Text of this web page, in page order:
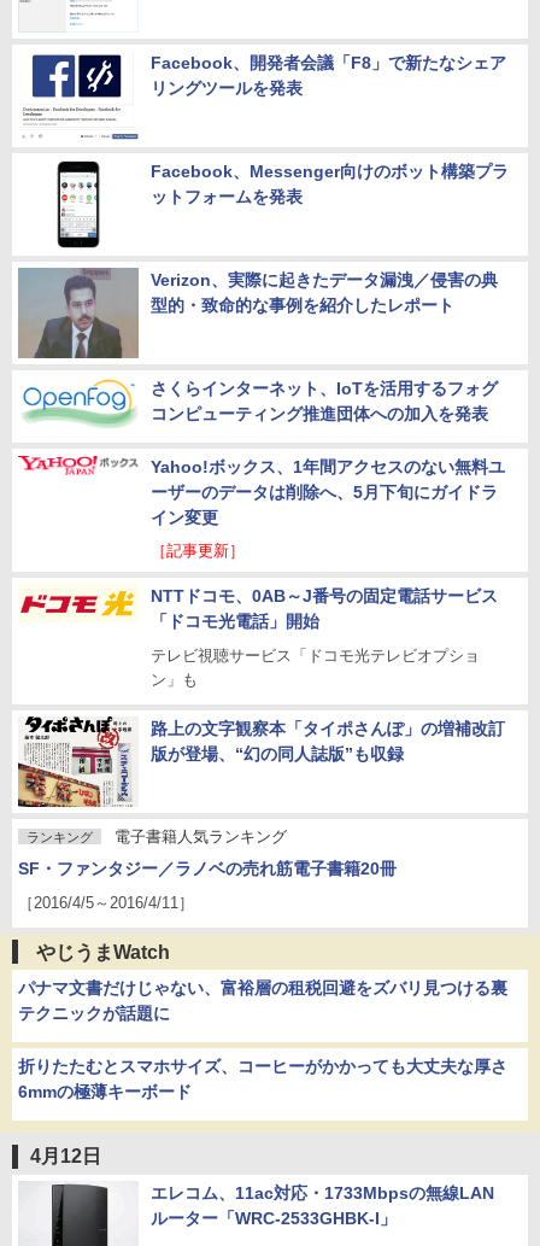
Facebook、開発者会議「F8」で新たなシェア
リングツールを発表
Facebook、Messenger向けのボット構築プラ
ットフォームを発表
Verizon、実際に起きたデータ漏洩／侵害の典
型的・致命的な事例を紹介したレポート
さくらインターネット、IoTを活用するフォグ
コンピューティング推進団体への加入を発表
Yahoo!ボックス、1年間アクセスのない無料ユ
ーザーのデータは削除へ、5月下旬にガイドラ
イン変更
［記事更新］
NTTドコモ、0AB～J番号の固定電話サービス
「ドコモ光電話」開始
テレビ視聴サービス「ドコモ光テレビオプショ
ン」も
路上の文字観察本「タイポさんぽ」の増補改訂
版が登場、“幻の同人誌版”も収録
ランキング 電子書籍人気ランキング
SF・ファンタジー／ラノベの売れ筋電子書籍20冊
［2016/4/5～2016/4/11］
やじうまWatch
パナマ文書だけじゃない、富裕層の租税回避をズバリ見つける裏
テクニックが話題に
折りたたむとスマホサイズ、コーヒーがかかっても大丈夫な厚さ
6mmの極薄キーボード
4月12日
エレコム、11ac対応・1733Mbpsの無線LAN
ルーター「WRC-2533GHBK-I」